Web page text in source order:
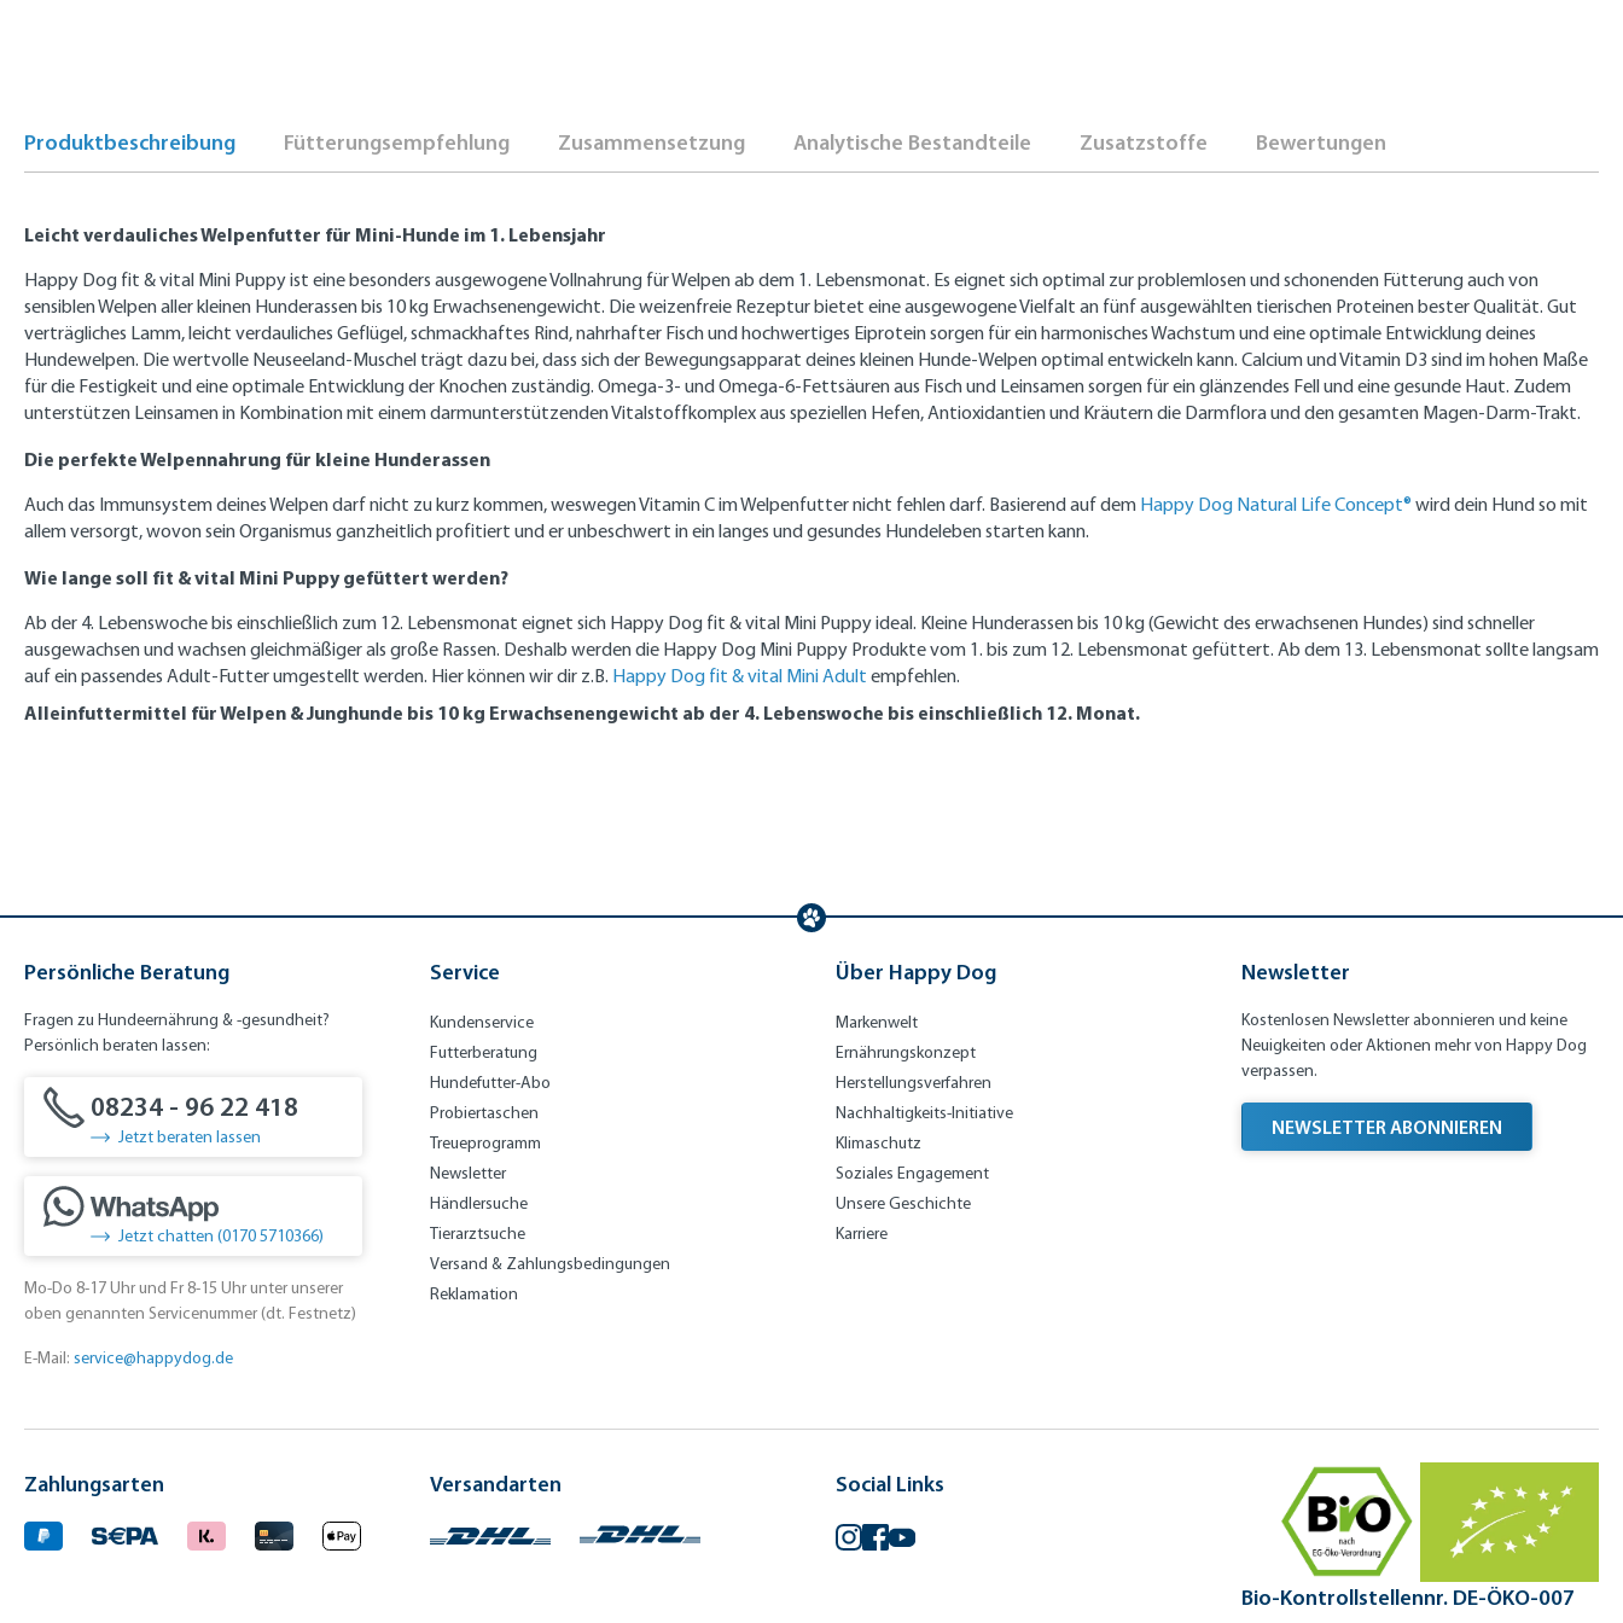
Produktbeschreibung Fütterungsempfehlung Zusammensetzung Analytische Bestandteile Zusatzstoffe Bewertungen
Leicht verdauliches Welpenfutter für Mini-Hunde im 1. Lebensjahr
Happy Dog fit & vital Mini Puppy ist eine besonders ausgewogene Vollnahrung für Welpen ab dem 1. Lebensmonat. Es eignet sich optimal zur problemlosen und schonenden Fütterung auch von
sensiblen Welpen aller kleinen Hunderassen bis 10 kg Erwachsenengewicht. Die weizenfreie Rezeptur bietet eine ausgewogene Vielfalt an fünf ausgewählten tierischen Proteinen bester Qualität. Gut
verträgliches Lamm, leicht verdauliches Geflügel, schmackhaftes Rind, nahrhafter Fisch und hochwertiges Eiprotein sorgen für ein harmonisches Wachstum und eine optimale Entwicklung deines
Hundewelpen. Die wertvolle Neuseeland-Muschel trägt dazu bei, dass sich der Bewegungsapparat deines kleinen Hunde-Welpen optimal entwickeln kann. Calcium und Vitamin D3 sind im hohen Maße
für die Festigkeit und eine optimale Entwicklung der Knochen zuständig. Omega-3- und Omega-6-Fettsäuren aus Fisch und Leinsamen sorgen für ein glänzendes Fell und eine gesunde Haut. Zudem
unterstützen Leinsamen in Kombination mit einem darmunterstützenden Vitalstoffkomplex aus speziellen Hefen, Antioxidantien und Kräutern die Darmflora und den gesamten Magen-Darm-Trakt.
Die perfekte Welpennahrung für kleine Hunderassen
Auch das Immunsystem deines Welpen darf nicht zu kurz kommen, weswegen Vitamin C im Welpenfutter nicht fehlen darf. Basierend auf dem Happy Dog Natural Life Concept® wird dein Hund so mit
allem versorgt, wovon sein Organismus ganzheitlich profitiert und er unbeschwert in ein langes und gesundes Hundeleben starten kann.
Wie lange soll fit & vital Mini Puppy gefüttert werden?
Ab der 4. Lebenswoche bis einschließlich zum 12. Lebensmonat eignet sich Happy Dog fit & vital Mini Puppy ideal. Kleine Hunderassen bis 10 kg (Gewicht des erwachsenen Hundes) sind schneller
ausgewachsen und wachsen gleichmäßiger als große Rassen. Deshalb werden die Happy Dog Mini Puppy Produkte vom 1. bis zum 12. Lebensmonat gefüttert. Ab dem 13. Lebensmonat sollte langsam
auf ein passendes Adult-Futter umgestellt werden. Hier können wir dir z.B. Happy Dog fit & vital Mini Adult empfehlen.
Alleinfuttermittel für Welpen & Junghunde bis 10 kg Erwachsenengewicht ab der 4. Lebenswoche bis einschließlich 12. Monat.
Persönliche Beratung
Fragen zu Hundeernährung & -gesundheit?
Persönlich beraten lassen:
08234 - 96 22 418
Jetzt beraten lassen
Jetzt chatten (0170 5710366)
Mo-Do 8-17 Uhr und Fr 8-15 Uhr unter unserer
oben genannten Servicenummer (dt. Festnetz)
E-Mail: service@happydog.de
Service
Kundenservice
Futterberatung
Hundefutter-Abo
Probiertaschen
Treueprogramm
Newsletter
Händlersuche
Tierarztsuche
Versand & Zahlungsbedingungen
Reklamation
Über Happy Dog
Markenwelt
Ernährungskonzept
Herstellungsverfahren
Nachhaltigkeits-Initiative
Klimaschutz
Soziales Engagement
Unsere Geschichte
Karriere
Newsletter
Kostenlosen Newsletter abonnieren und keine
Neuigkeiten oder Aktionen mehr von Happy Dog
verpassen.
NEWSLETTER ABONNIEREN
Zahlungsarten Versandarten Social Links
Instagram
Facebook
YouTube
Bio-Kontrollstellennr. DE-ÖKO-007